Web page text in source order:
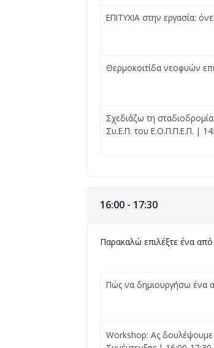
ΕΠΙΤΥΧΙΑ στην εργασία:
Θερμοκοιτίδα νεοφυών
Σχεδιάζω τη
Συ.Ε.Π. του Ε.Ο.Π.Π.Ε.Π. |
16:00 - 17:30
Παρακαλώ επιλέξτε ένα
Πώς να δημιουργήσω ένα
Workshop: Ας δουλέψουμε